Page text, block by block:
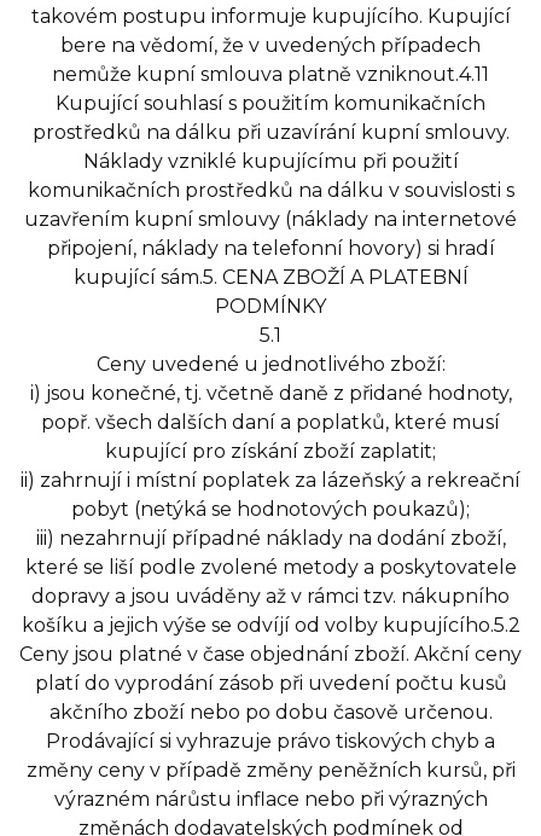
takovém postupu informuje kupujícího. Kupující
bere na vědomí, že v uvedených případech
nemůže kupní smlouva platně vzniknout.4.11
Kupující souhlasí s použitím komunikačních
prostředků na dálku při uzavírání kupní smlouvy.
Náklady vzniklé kupujícímu při použití
komunikačních prostředků na dálku v souvislosti s
uzavřením kupní smlouvy (náklady na internetové
připojení, náklady na telefonní hovory) si hradí
kupující sám.5. CENA ZBOŽÍ A PLATEBNÍ
PODMÍNKY
5.1
Ceny uvedené u jednotlivého zboží:
i) jsou konečné, tj. včetně daně z přidané hodnoty,
popř. všech dalších daní a poplatků, které musí
kupující pro získání zboží zaplatit;
ii) zahrnují i místní poplatek za lázeňský a rekreační
pobyt (netýká se hodnotových poukazů);
iii) nezahrnují případné náklady na dodání zboží,
které se liší podle zvolené metody a poskytovatele
dopravy a jsou uváděny až v rámci tzv. nákupního
košíku a jejich výše se odvíjí od volby kupujícího.5.2
Ceny jsou platné v čase objednání zboží. Akční ceny
platí do vyprodání zásob při uvedení počtu kusů
akčního zboží nebo po dobu časově určenou.
Prodávající si vyhrazuje právo tiskových chyb a
změny ceny v případě změny peněžních kursů, při
výrazném nárůstu inflace nebo při výrazných
změnách dodavatelských podmínek od